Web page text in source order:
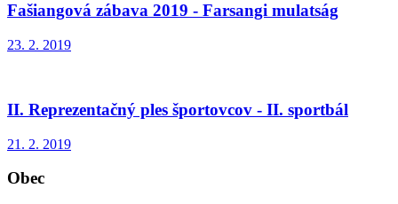
Fašiangová zábava 2019 - Farsangi mulatság
23. 2. 2019
II. Reprezentačný ples športovcov - II. sportbál
21. 2. 2019
Obec